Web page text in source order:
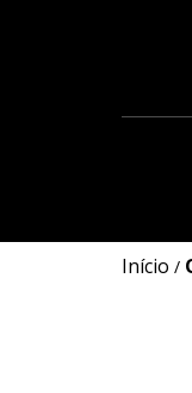
Início /